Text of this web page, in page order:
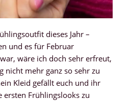
dieses Jahr –
und es für Februar
wäre ich doch sehr erfreut,
nicht mehr ganz so sehr zu
Kleid gefällt euch und ihr
ersten Frühlingslooks zu